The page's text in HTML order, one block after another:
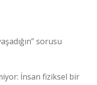
sorusu
İnsan fiziksel bir